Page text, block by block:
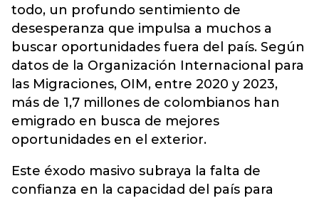
todo, un profundo sentimiento de
desesperanza que impulsa a muchos a
buscar oportunidades fuera del país. Según
datos de la Organización Internacional para
las Migraciones, OIM, entre 2020 y 2023,
más de 1,7 millones de colombianos han
emigrado en busca de mejores
oportunidades en el exterior.
Este éxodo masivo subraya la falta de
confianza en la capacidad del país para